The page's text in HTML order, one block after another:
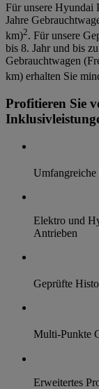
Für unsere Hyundai
Jahre
km)2. Für unsere
bis 8. Jahr und bis
Gebrauchtwagen
km) erhalten Sie
Profitieren Sie
Elektro und
Antrieben
Geprüfte
Multi-Punkte
Erweitertes